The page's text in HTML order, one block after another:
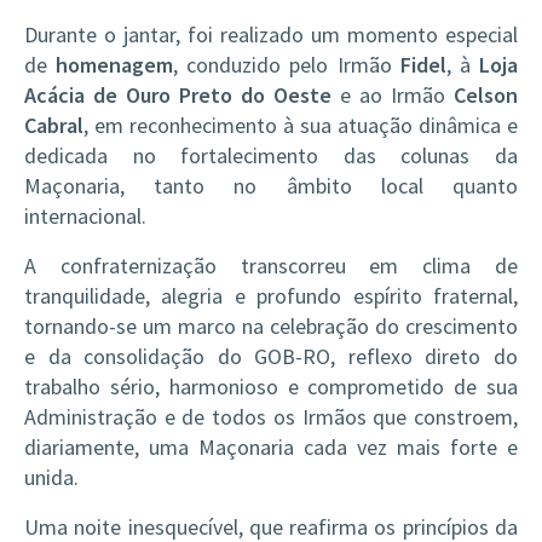
Durante o jantar, foi realizado um momento especial
de homenagem, conduzido pelo Irmão Fidel, à Loja
Acácia de Ouro Preto do Oeste e ao Irmão Celson
Cabral, em reconhecimento à sua atuação dinâmica e
dedicada no fortalecimento das colunas da
Maçonaria, tanto no âmbito local quanto
internacional.
A confraternização transcorreu em clima de
tranquilidade, alegria e profundo espírito fraternal,
tornando-se um marco na celebração do crescimento
e da consolidação do GOB-RO, reflexo direto do
trabalho sério, harmonioso e comprometido de sua
Administração e de todos os Irmãos que constroem,
diariamente, uma Maçonaria cada vez mais forte e
unida.
Uma noite inesquecível, que reafirma os princípios da